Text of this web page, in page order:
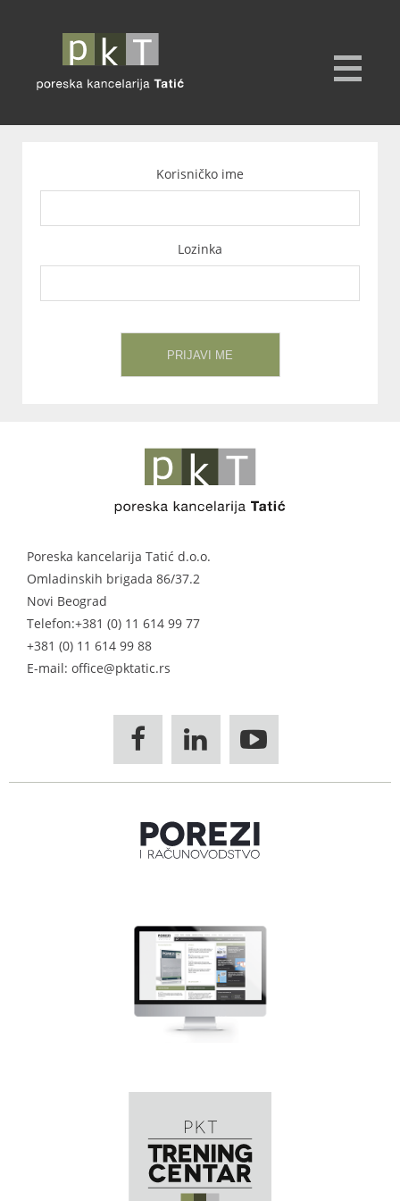
Korisničko ime
Lozinka
Poreska kancelarija Tatić d.o.o.
Omladinskih brigada 86/37.2
Novi Beograd
Telefon:+381 (0) 11 614 99 77
+381 (0) 11 614 99 88
E-mail: office@pktatic.rs
  